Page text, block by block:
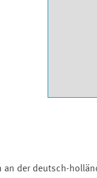
der deutsch-